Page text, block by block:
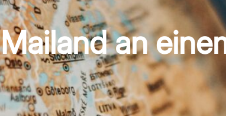
Mailand an